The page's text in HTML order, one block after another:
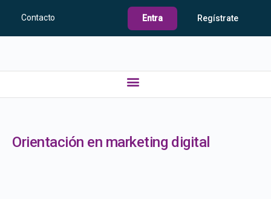
Contacto Entra Regístrate
Orientación en marketing digital